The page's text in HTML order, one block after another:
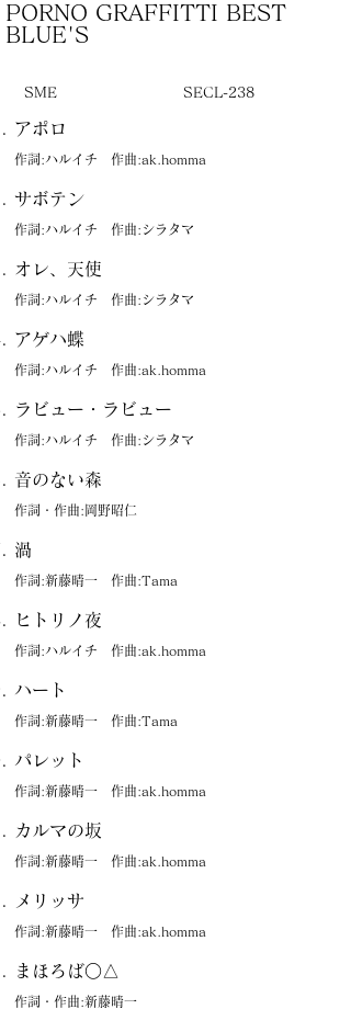
PORNO GRAFFITTI BEST
BLUE'S
SME SECL-238
アポロ
作詞:ハルイチ 作曲:ak.homma
サボテン
作詞:ハルイチ 作曲:シラタマ
オレ、天使
作詞:ハルイチ 作曲:シラタマ
アゲハ蝶
作詞:ハルイチ 作曲:ak.homma
ラビュー・ラビュー
作詞:ハルイチ 作曲:シラタマ
音のない森
作詞・作曲:岡野昭仁
渦
作詞:新藤晴一 作曲:Tama
ヒトリノ夜
作詞:ハルイチ 作曲:ak.homma
ハート
作詞:新藤晴一 作曲:Tama
パレット
作詞:新藤晴一 作曲:ak.homma
カルマの坂
作詞:新藤晴一 作曲:ak.homma
メリッサ
作詞:新藤晴一 作曲:ak.homma
まほろば○△
作詞・作曲:新藤晴一